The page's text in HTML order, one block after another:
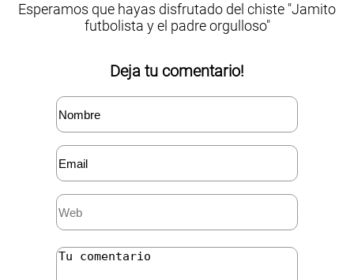
Esperamos que hayas disfrutado del chiste "Jamito
futbolista y el padre orgulloso"
Deja tu comentario!